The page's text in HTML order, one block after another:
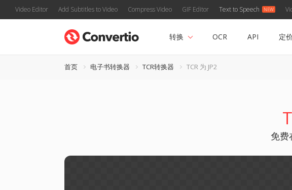
Video Editor Add Subtitles to Video Compress Video GIF Editor Text to Speech
转换 OCR API 定价
首页 电子书转换器 TCR转换器 TCR 为 JP2
免费